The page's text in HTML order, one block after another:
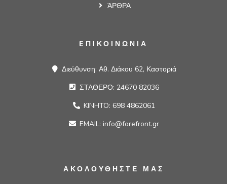
ΆΡΘΡΑ
EΠΙΚΟΙΝΩΝΙΑ
Διεύθυνση: Αθ. Διάκου 62, Καστοριά
ΣΤΑΘΕΡΟ: 24670 82036
KINHTO: 698 4862061
EMAIL: info@forefront.gr
ΑΚΟΛΟΥΘΗΣΤΕ ΜΑΣ